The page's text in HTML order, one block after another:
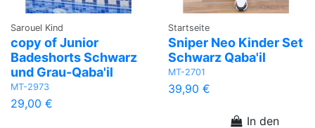
Sarouel Kind
copy of Junior
Badeshorts Schwarz
und Grau-Qaba'il
MT-2973
29,00 €
Startseite
Sniper Neo Kinder Set
Schwarz Qaba'il
MT-2701
39,90 €
In den